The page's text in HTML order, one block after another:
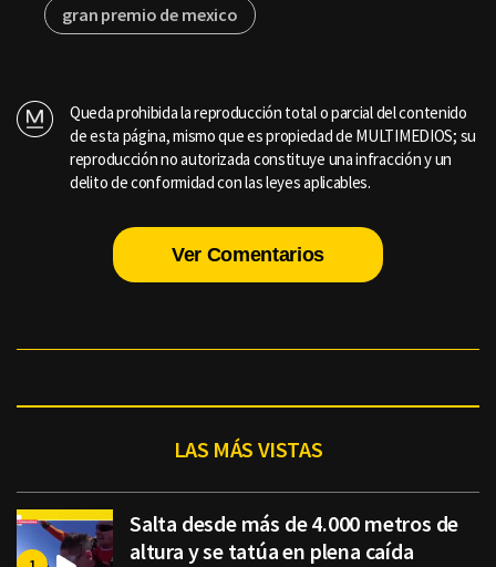
gran premio de mexico
Queda prohibida la reproducción total o parcial del contenido
de esta página, mismo que es propiedad de MULTIMEDIOS; su
reproducción no autorizada constituye una infracción y un
delito de conformidad con las leyes aplicables.
Ver Comentarios
LAS MÁS VISTAS
Salta desde más de 4.000 metros de
altura y se tatúa en plena caída